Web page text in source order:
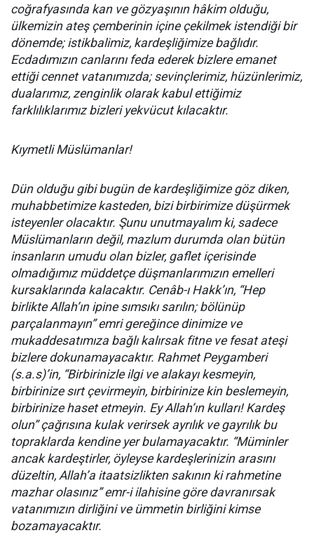
coğrafyasında kan ve gözyaşının hâkim olduğu,
ülkemizin ateş çemberinin içine çekilmek istendiği bir
dönemde; istikbalimiz, kardeşliğimize bağlıdır.
Ecdadımızın canlarını feda ederek bizlere emanet
ettiği cennet vatanımızda; sevinçlerimiz, hüzünlerimiz,
dualarımız, zenginlik olarak kabul ettiğimiz
farklılıklarımız bizleri yekvücut kılacaktır.
Kıymetli Müslümanlar!
Dün olduğu gibi bugün de kardeşliğimize göz diken,
muhabbetimize kasteden, bizi birbirimize düşürmek
isteyenler olacaktır. Şunu unutmayalım ki, sadece
Müslümanların değil, mazlum durumda olan bütün
insanların umudu olan bizler, gaflet içerisinde
olmadığımız müddetçe düşmanlarımızın emelleri
kursaklarında kalacaktır. Cenâb-ı Hakk’ın, “Hep
birlikte Allah’ın ipine sımsıkı sarılın; bölünüp
parçalanmayın” emri gereğince dinimize ve
mukaddesatımıza bağlı kalırsak fitne ve fesat ateşi
bizlere dokunamayacaktır. Rahmet Peygamberi
(s.a.s)’in, “Birbirinizle ilgi ve alakayı kesmeyin,
birbirinize sırt çevirmeyin, birbirinize kin beslemeyin,
birbirinize haset etmeyin. Ey Allah’ın kulları! Kardeş
olun” çağrısına kulak verirsek ayrılık ve gayrılık bu
topraklarda kendine yer bulamayacaktır. “Müminler
ancak kardeştirler, öyleyse kardeşlerinizin arasını
düzeltin, Allah’a itaatsizlikten sakının ki rahmetine
mazhar olasınız” emr-i ilahisine göre davranırsak
vatanımızın dirliğini ve ümmetin birliğini kimse
bozamayacaktır.